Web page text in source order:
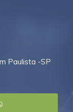
Paulista -SP